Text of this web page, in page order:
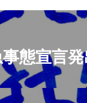
事態宣言